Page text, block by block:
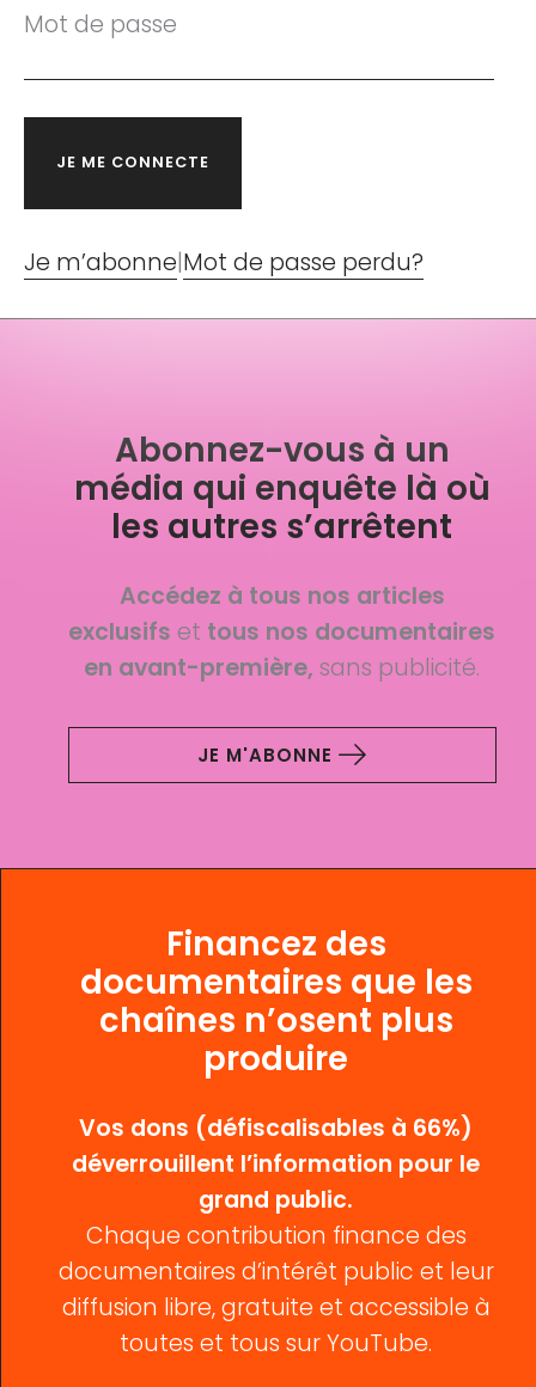
Mot de passe
Je m’abonne|Mot de passe perdu?
Abonnez-vous à un
média qui enquête là où
les autres s’arrêtent
Accédez à tous nos articles
exclusifs et tous nos documentaires
en avant-première,sans publicité.
JE M'ABONNE
Financez des
documentaires que les
chaînes n’osent plus
produire
Vos dons (défiscalisables à 66%)
déverrouillent l’information pour le
grand public.
Chaque contribution finance des
documentaires d’intérêt public et leur
diffusion libre, gratuite et accessible à
toutes et tous sur YouTube.